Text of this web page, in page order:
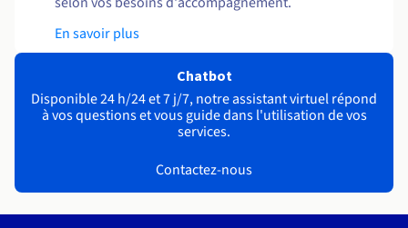
En savoir plus
Chatbot
Disponible 24 h/24 et 7 j/7, notre assistant virtuel répond
à vos questions et vous guide dans l'utilisation de vos
services.
Contactez-nous